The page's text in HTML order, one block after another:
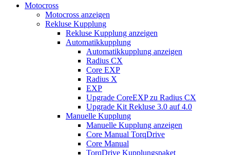
Motocross
Motocross anzeigen
Rekluse Kupplung
Rekluse Kupplung anzeigen
Automatikkupplung
Automatikkupplung anzeigen
Radius CX
Core EXP
Radius X
EXP
Upgrade CoreEXP zu Radius CX
Upgrade Kit Rekluse 3.0 auf 4.0
Manuelle Kupplung
Manuelle Kupplung anzeigen
Core Manual TorqDrive
Core Manual
TorqDrive Kupplungspaket